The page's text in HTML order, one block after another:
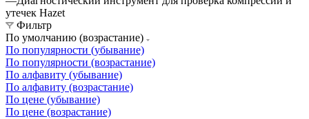
утечек Hazet
Фильтр
По умолчанию (возрастание)
По популярности (убывание)
По популярности (возрастание)
По алфавиту (убывание)
По алфавиту (возрастание)
По цене (убывание)
По цене (возрастание)